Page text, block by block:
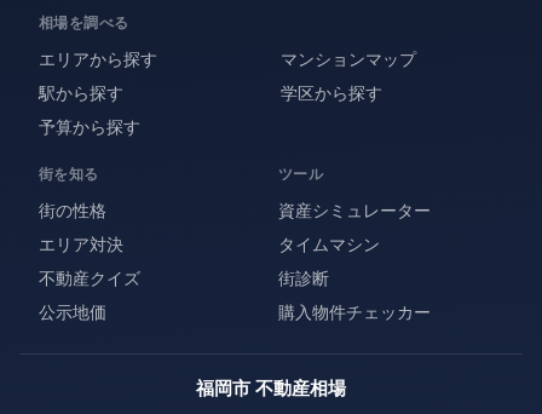
相場を調べる
エリアから探す
マンションマップ
駅から探す
学区から探す
予算から探す
街を知る
街の性格
エリア対決
不動産クイズ
公示地価
ツール
資産シミュレーター
タイムマシン
街診断
購入物件チェッカー
福岡市 不動産相場